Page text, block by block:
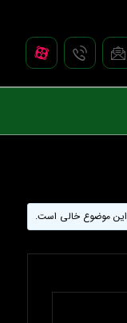
این موضوع خالی است.